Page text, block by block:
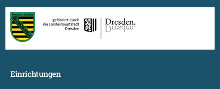
Einrichtungen